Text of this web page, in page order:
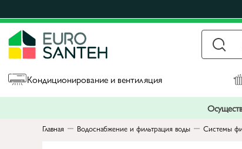
Кондиционирование и вентиляция
Главная Водоснабжение и фильтрация воды Системы